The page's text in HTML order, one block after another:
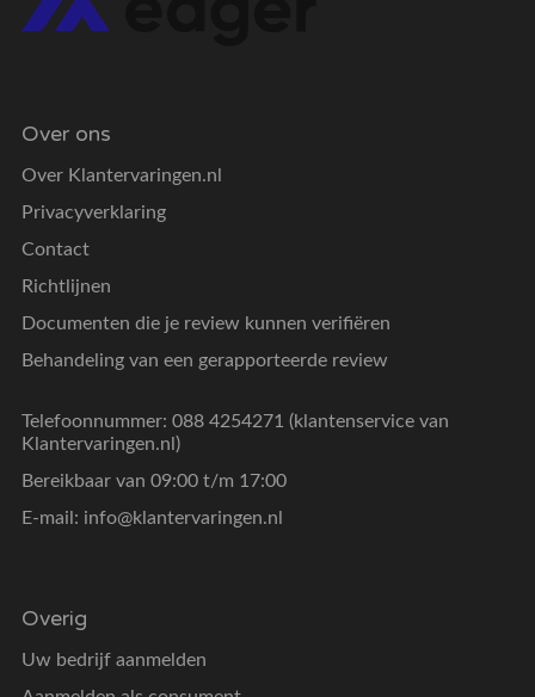
Over ons
Over Klantervaringen.nl
Privacyverklaring
Contact
Richtlijnen
Documenten die je review kunnen verifiëren
Behandeling van een gerapporteerde review
Telefoonnummer: 088 4254271 (klantenservice van
Klantervaringen.nl)
Bereikbaar van 09:00 t/m 17:00
E-mail: info@klantervaringen.nl
Overig
Uw bedrijf aanmelden